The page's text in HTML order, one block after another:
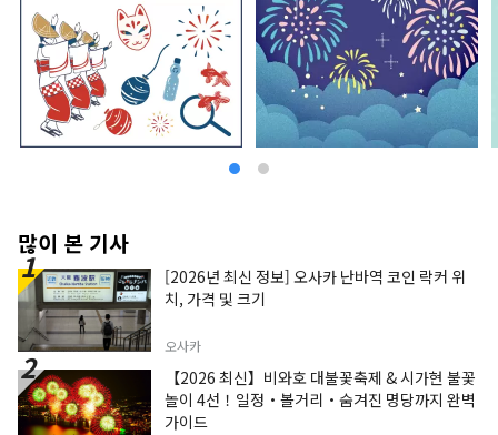
많이 본 기사
[2026년 최신 정보] 오사카 난바역 코인 락커 위
치, 가격 및 크기
오사카
【2026 최신】비와호 대불꽃축제 & 시가현 불꽃
놀이 4선！일정・볼거리・숨겨진 명당까지 완벽
가이드